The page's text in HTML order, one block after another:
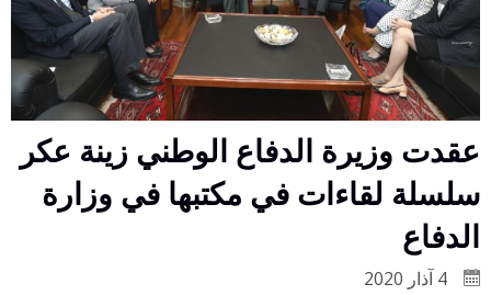
عقدت وزيرة الدفاع الوطني زينة عكر
سلسلة لقاءات في مكتبها في وزارة
الدفاع